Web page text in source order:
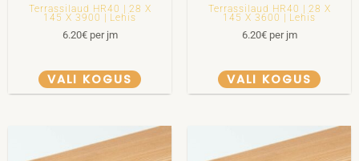
Terrassilaud HR40 | 28 X
145 X 3900 | Lehis
6.20€per jm
VALI KOGUS
Terrassilaud HR40 | 28 X
145 X 3600 | Lehis
6.20€per jm
VALI KOGUS